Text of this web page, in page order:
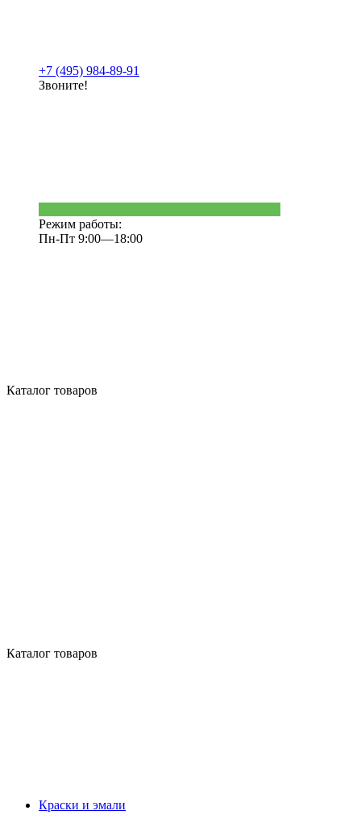
+7 (495) 984-89-91
Звоните!
Режим работы:
Пн-Пт 9:00—18:00
Каталог товаров
Каталог товаров
Краски и эмали